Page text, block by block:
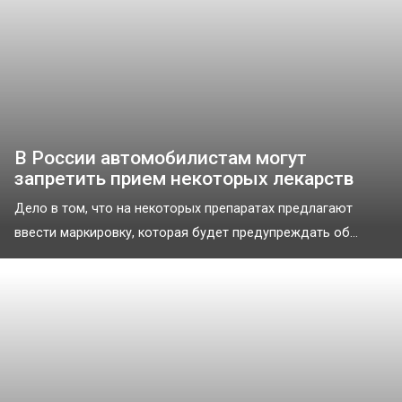
В России автомобилистам могут
запретить прием некоторых лекарств
Дело в том, что на некоторых препаратах предлагают
ввести маркировку, которая будет предупреждать об...